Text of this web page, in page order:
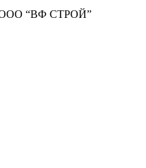
ООО “ВФ СТРОЙ”